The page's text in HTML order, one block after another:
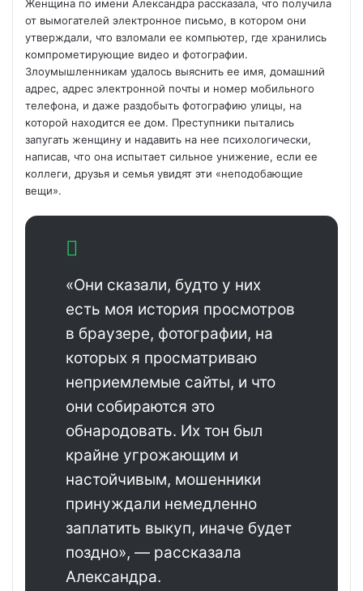
Женщина по имени Александра рассказала, что получила
от вымогателей электронное письмо, в котором они
утверждали, что взломали ее компьютер, где хранились
компрометирующие видео и фотографии.
Злоумышленникам удалось выяснить ее имя, домашний
адрес, адрес электронной почты и номер мобильного
телефона, и даже раздобыть фотографию улицы, на
которой находится ее дом. Преступники пытались
запугать женщину и надавить на нее психологически,
написав, что она испытает сильное унижение, если ее
коллеги, друзья и семья увидят эти «неподобающие
вещи».
«Они сказали, будто у них
есть моя история просмотров
в браузере, фотографии, на
которых я просматриваю
неприемлемые сайты, и что
они собираются это
обнародовать. Их тон был
крайне угрожающим и
настойчивым, мошенники
принуждали немедленно
заплатить выкуп, иначе будет
поздно», — рассказала
Александра.